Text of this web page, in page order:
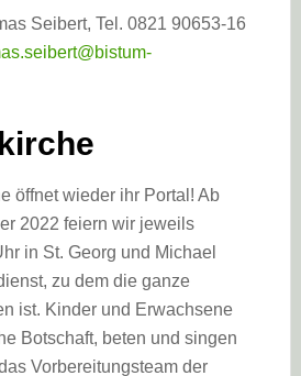
Seibert, Tel. 0821 90653-16
öffnet wieder ihr Portal! Ab
2022 feiern wir jeweils
in St. Georg und Michael
zu dem die ganze
ist. Kinder und Erwachsene
Botschaft, beten und singen
Vorbereitungsteam der